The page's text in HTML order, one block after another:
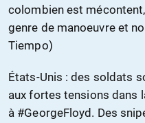
colombien est mécontent,
genre de manoeuvre et
Tiempo)
États-Unis : des soldats
aux fortes tensions dans
à #GeorgeFloyd. Des